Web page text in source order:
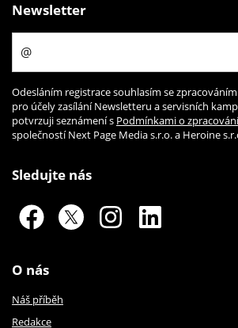
Newsletter
Odesláním registrace souhlasím se
pro účely zasílání Newsletteru a servisních
potvrzuji seznámení s Podmínkami o
společností Next Page Media s.r.o. a Heroine
Sledujte nás
O nás
Náš příběh
Redakce